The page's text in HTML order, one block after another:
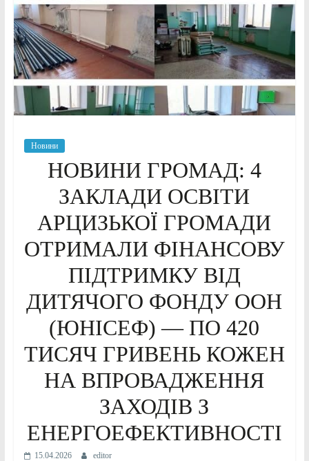
Новини
НОВИНИ ГРОМАД: 4
ЗАКЛАДИ ОСВІТИ
АРЦИЗЬКОЇ ГРОМАДИ
ОТРИМАЛИ ФІНАНСОВУ
ПІДТРИМКУ ВІД
ДИТЯЧОГО ФОНДУ ООН
(ЮНІСЕФ) — ПО 420
ТИСЯЧ ГРИВЕНЬ КОЖЕН
НА ВПРОВАДЖЕННЯ
ЗАХОДІВ З
ЕНЕРГОЕФЕКТИВНОСТІ
15.04.2026 editor